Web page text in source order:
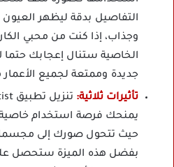
التفاصيل بدقة ليظهر
وجذاب، إذا كنت من محبي
الخاصية ستنال إعجابك حتما
جديدة وممتعة لجميع
تأثيرات ثلاثية:
يمنحك فرصة استخدام خاصية
حيث تتحول صورك إلى مجسمات
بفضل هذه الميزة ستحصل